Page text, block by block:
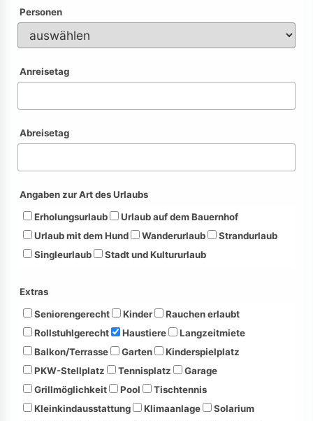
Personen
Anreisetag
Abreisetag
Angaben zur Art des Urlaubs
Erholungsurlaub
Urlaub auf dem Bauernhof
Urlaub mit dem Hund
Wanderurlaub
Strandurlaub
Singleurlaub
Stadt und Kultururlaub
Extras
Seniorengerecht
Kinder
Rauchen erlaubt
Rollstuhlgerecht
Haustiere
Langzeitmiete
Balkon/Terrasse
Garten
Kinderspielplatz
PKW-Stellplatz
Tennisplatz
Garage
Grillmöglichkeit
Pool
Tischtennis
Kleinkindausstattung
Klimaanlage
Solarium